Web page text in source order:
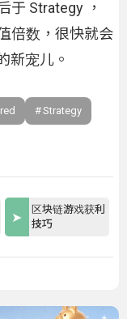
于 Strategy ，
倍数，很快就会
新宠儿。
Strategy
区块链游戏获利
技巧